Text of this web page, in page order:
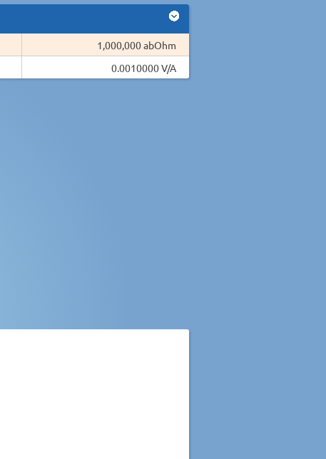
1,000,000 abOhm
0.0010000 V/A